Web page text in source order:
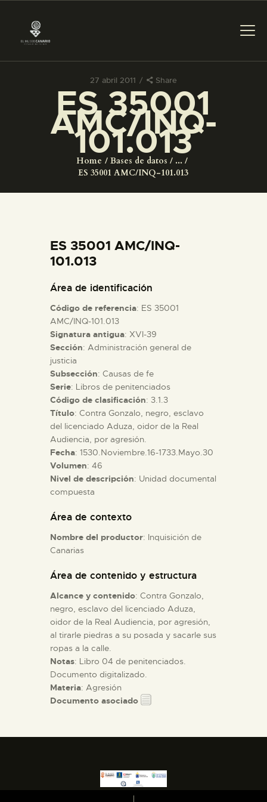
27 abril 2011 Share
ES 35001
AMC/INQ-
101.013
Home Bases de datos
...
ES 35001 AMC/INQ-101.013
PREPARAR LA VISITA
ACTIVIDADES
COLECCIONES
ESPAÑOL
PREPARAR LA VISITA
ACTIVIDADES
█
EL MUSEO
COLECCIONES
ES 35001 AMC/INQ-
101.013
Área de identificación
Código de referencia: ES 35001
AMC/INQ-101.013
Signatura antigua: XVI-39
Sección: Administración general de
justicia
Subsección: Causas de fe
Serie: Libros de penitenciados
Código de clasificación: 3.1.3
Título: Contra Gonzalo, negro, esclavo
del licenciado Aduza, oidor de la Real
Audiencia, por agresión.
Fecha: 1530.Noviembre.16-1733.Mayo.30
Volumen: 46
Nivel de descripción: Unidad documental
compuesta
Área de contexto
Nombre del productor: Inquisición de
Canarias
Área de contenido y estructura
Alcance y contenido: Contra Gonzalo,
negro, esclavo del licenciado Aduza,
oidor de la Real Audiencia, por agresión,
al tirarle piedras a su posada y sacarle sus
ropas a la calle.
Notas: Libro 04 de penitenciados.
Documento digitalizado.
Materia: Agresión
Documento asociado